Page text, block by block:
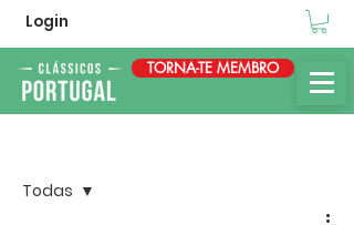
Login
TORNA-TE MEMBRO
Todas